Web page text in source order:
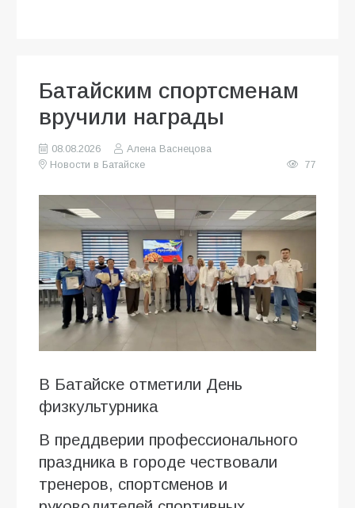
Батайским спортсменам
вручили награды
08.08.2026
Алена Васнецова
Новости в Батайске
77
В Батайске отметили День
физкультурника
В преддверии профессионального
праздника в городе чествовали
тренеров, спортсменов и